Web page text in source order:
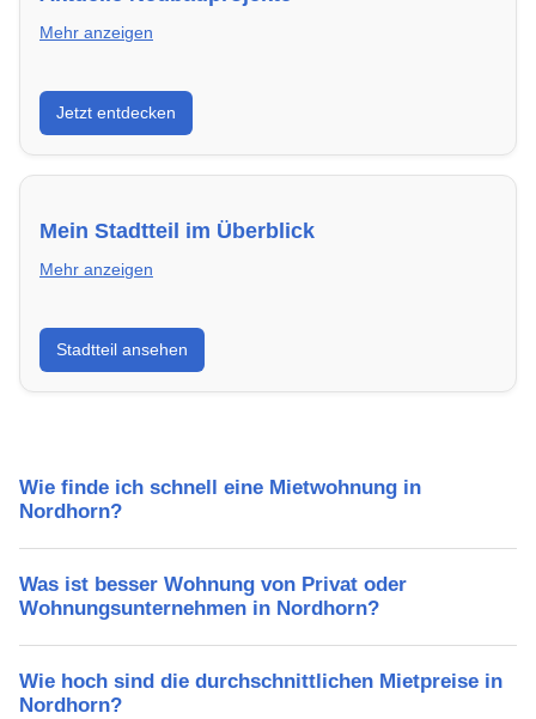
Mehr anzeigen
Entdecke Neubauprojekte in Nordhorn – modern,
energieeffizient und sofort bezugsfertig.
Jetzt entdecken
Mein Stadtteil im Überblick
Mehr anzeigen
Erfahre mehr über deinen Stadtteil in Nordhorn:
Lebensqualität, Verkehrsanbindung, Schulen,
Freizeitmöglichkeiten und Mietpreise.
Stadtteil ansehen
Wie finde ich schnell eine Mietwohnung in
Nordhorn?
Was ist besser Wohnung von Privat oder
Wohnungsunternehmen in Nordhorn?
Wie hoch sind die durchschnittlichen Mietpreise in
Nordhorn?